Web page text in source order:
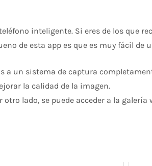
inteligente. Si eres de los que
de esta app es que es muy fácil de
a un sistema de captura
la calidad de la imagen.
lado, se puede acceder a la